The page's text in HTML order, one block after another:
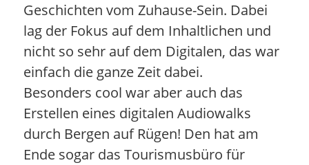
Geschichten vom Zuhause-Sein. Dabei
lag der Fokus auf dem Inhaltlichen und
nicht so sehr auf dem Digitalen, das war
einfach die ganze Zeit dabei.
Besonders cool war aber auch das
Erstellen eines digitalen Audiowalks
durch Bergen auf Rügen! Den hat am
Ende sogar das Tourismusbüro für